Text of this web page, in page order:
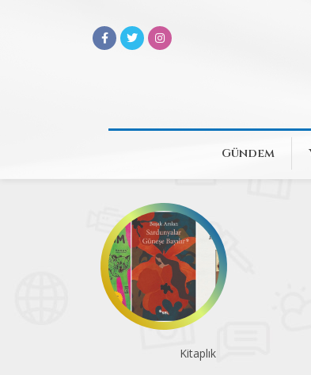
Gündem
Kitaplık